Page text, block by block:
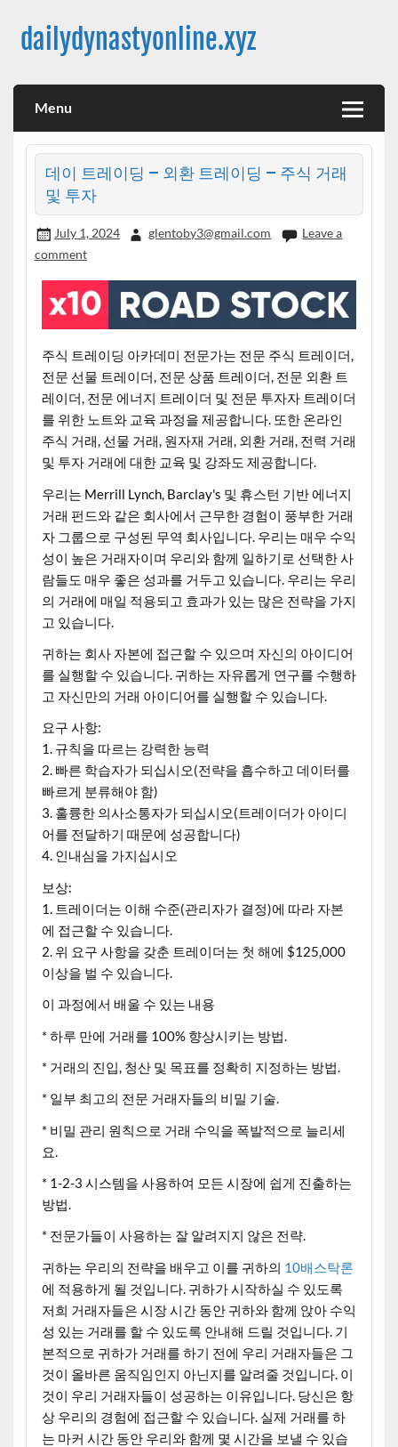
contentdailydynastyonline.xyz
Menu
데이 트레이딩 – 외환 트레이딩 – 주식 거래
및 투자
July 1, 2024 glentoby3@gmail.com
Leave a
comment
주식 트레이딩 아카데미 전문가는 전문 주식 트레이더,
전문 선물 트레이더, 전문 상품 트레이더, 전문 외환 트
레이더, 전문 에너지 트레이더 및 전문 투자자 트레이더
를 위한 노트와 교육 과정을 제공합니다. 또한 온라인
주식 거래, 선물 거래, 원자재 거래, 외환 거래, 전력 거래
및 투자 거래에 대한 교육 및 강좌도 제공합니다.
우리는 Merrill Lynch, Barclay's 및 휴스턴 기반 에너지
거래 펀드와 같은 회사에서 근무한 경험이 풍부한 거래
자 그룹으로 구성된 무역 회사입니다. 우리는 매우 수익
성이 높은 거래자이며 우리와 함께 일하기로 선택한 사
람들도 매우 좋은 성과를 거두고 있습니다. 우리는 우리
의 거래에 매일 적용되고 효과가 있는 많은 전략을 가지
고 있습니다.
귀하는 회사 자본에 접근할 수 있으며 자신의 아이디어
를 실행할 수 있습니다. 귀하는 자유롭게 연구를 수행하
고 자신만의 거래 아이디어를 실행할 수 있습니다.
요구 사항:
1. 규칙을 따르는 강력한 능력
2. 빠른 학습자가 되십시오(전략을 흡수하고 데이터를
빠르게 분류해야 함)
3. 훌륭한 의사소통자가 되십시오(트레이더가 아이디
어를 전달하기 때문에 성공합니다)
4. 인내심을 가지십시오
보상:
1. 트레이더는 이해 수준(관리자가 결정)에 따라 자본
에 접근할 수 있습니다.
2. 위 요구 사항을 갖춘 트레이더는 첫 해에 $125,000
이상을 벌 수 있습니다.
이 과정에서 배울 수 있는 내용
* 하루 만에 거래를 100% 향상시키는 방법.
* 거래의 진입, 청산 및 목표를 정확히 지정하는 방법.
* 일부 최고의 전문 거래자들의 비밀 기술.
* 비밀 관리 원칙으로 거래 수익을 폭발적으로 늘리세
요.
* 1-2-3 시스템을 사용하여 모든 시장에 쉽게 진출하는
방법.
* 전문가들이 사용하는 잘 알려지지 않은 전략.
귀하는 우리의 전략을 배우고 이를 귀하의 10배스탁론
에 적용하게 될 것입니다. 귀하가 시작하실 수 있도록
저희 거래자들은 시장 시간 동안 귀하와 함께 앉아 수익
성 있는 거래를 할 수 있도록 안내해 드릴 것입니다. 기
본적으로 귀하가 거래를 하기 전에 우리 거래자들은 그
것이 올바른 움직임인지 아닌지를 알려줄 것입니다. 이
것이 우리 거래자들이 성공하는 이유입니다. 당신은 항
상 우리의 경험에 접근할 수 있습니다. 실제 거래를 하
는 마커 시간 동안 우리와 함께 몇 시간을 보낼 수 있습